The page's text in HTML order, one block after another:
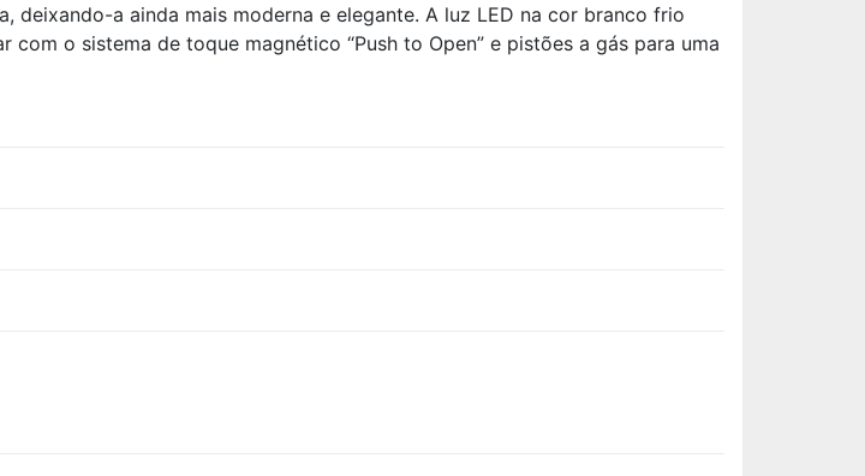
a ainda mais moderna e elegante. A luz LED na cor branco frio
o sistema de toque magnético “Push to Open” e pistões a gás para uma